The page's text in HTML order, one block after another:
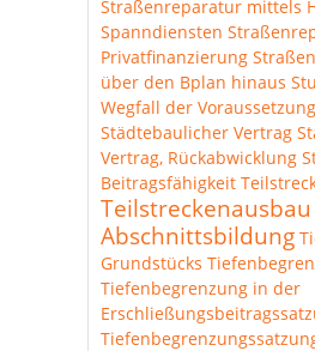
Straßenreparatur mittels
Spanndiensten
Privatfinanzierung
über den Bplan hinaus
Wegfall der
Städtebaulicher Vertrag
Vertrag, Rückabwicklung
Beitragsfähigkeit
Abschnittsbildung
Grundstücks
Tiefenbegrenzung in der